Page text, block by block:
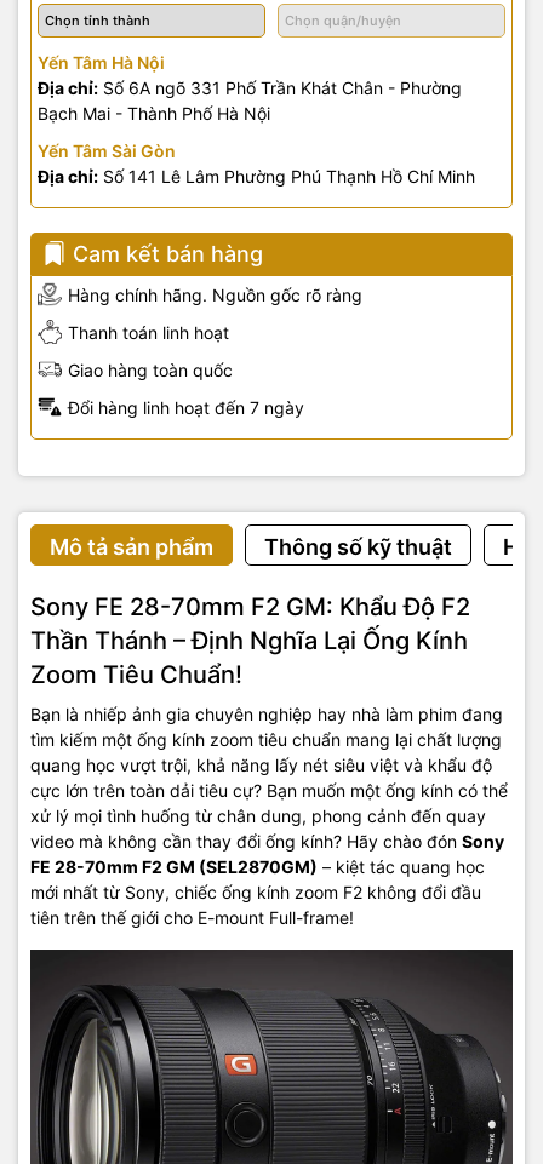
Yến Tâm Hà Nội
Địa chỉ: Số 6A ngõ 331 Phố Trần Khát Chân - Phường
Bạch Mai - Thành Phố Hà Nội
Yến Tâm Sài Gòn
Địa chỉ: Số 141 Lê Lâm Phường Phú Thạnh Hồ Chí Minh
Cam kết bán hàng
Hàng chính hãng. Nguồn gốc rõ ràng
Thanh toán linh hoạt
Giao hàng toàn quốc
Đổi hàng linh hoạt đến 7 ngày
Mô tả sản phẩm Thông số kỹ thuật
Sony FE 28-70mm F2 GM: Khẩu Độ F2
Thần Thánh – Định Nghĩa Lại Ống Kính
Zoom Tiêu Chuẩn!
Bạn là nhiếp ảnh gia chuyên nghiệp hay nhà làm phim đang
tìm kiếm một ống kính zoom tiêu chuẩn mang lại chất lượng
quang học vượt trội, khả năng lấy nét siêu việt và khẩu độ
cực lớn trên toàn dải tiêu cự? Bạn muốn một ống kính có thể
xử lý mọi tình huống từ chân dung, phong cảnh đến quay
video mà không cần thay đổi ống kính? Hãy chào đón Sony
FE 28-70mm F2 GM (SEL2870GM) – kiệt tác quang học
mới nhất từ Sony, chiếc ống kính zoom F2 không đổi đầu
tiên trên thế giới cho E-mount Full-frame!